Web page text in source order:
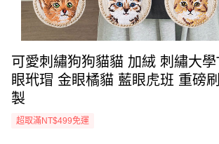
可愛刺繡狗狗貓貓 加絨 刺繡大
眼玳瑁 金眼橘貓 藍眼虎班 重磅
製
超取滿NT$499免運